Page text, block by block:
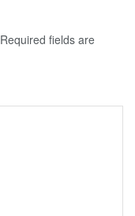
Required fields are